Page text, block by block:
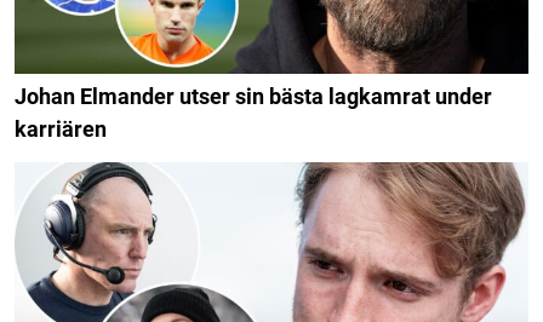
Johan Elmander utser sin bästa lagkamrat under
karriären